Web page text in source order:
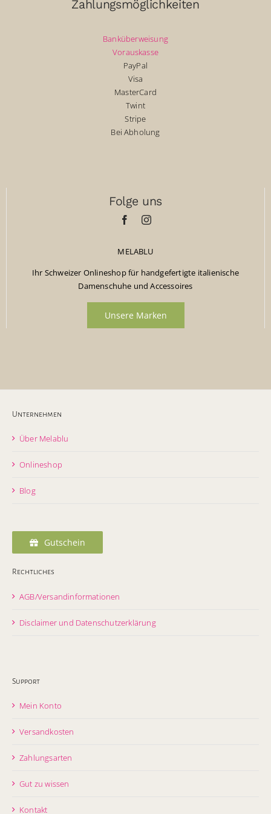
Zahlungsmöglichkeiten
Banküberweisung
Vorauskasse
PayPal
Visa
MasterCard
Twint
Stripe
Bei Abholung
Folge uns
MELABLU
Ihr Schweizer Onlineshop für handgefertigte italienische
Damenschuhe und Accessoires
Unsere Marken
Unternehmen
Über Melablu
Onlineshop
Blog
Gutschein
Rechtliches
AGB/Versandinformationen
Disclaimer und Datenschutzerklärung
Support
Mein Konto
Versandkosten
Zahlungsarten
Gut zu wissen
Kontakt